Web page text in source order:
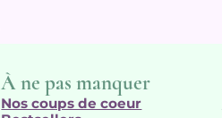
À ne pas manquer
Nos coups de coeur